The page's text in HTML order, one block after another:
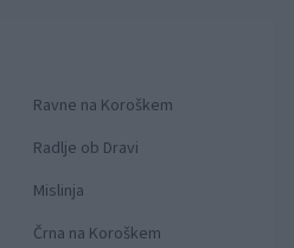
Ravne na Koroškem
Radlje ob Dravi
Mislinja
Črna na Koroškem